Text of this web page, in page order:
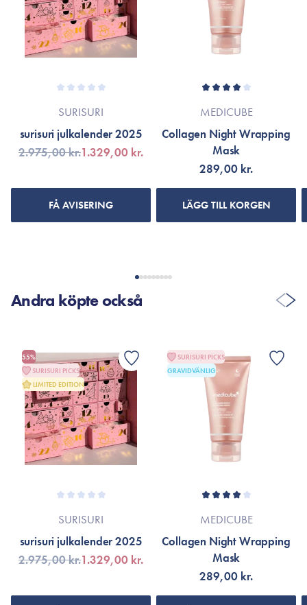
Begränsat antal – denna presentbox är framtagen i ett
begränsat antal till Mors Dag, så när den är slut är den slut.
Ge henne en gåva som känns lika speciell som hon är 💖
SURISURI
surisuri julkalender 2025
2.975,00 kr.1.329,00 kr.
FÅ AVISERING
MEDICUBE
Collagen Night Wrapping
Mask
289,00 kr.
LÄGG TILL KORGEN
Andra köpte också
55%
SURISURI PICKS
LIMITED EDITION
SURISURI
surisuri julkalender 2025
2.975,00 kr.1.329,00 kr.
SURISURI PICKS
GRAVIDVÄNLIG
MEDICUBE
Collagen Night Wrapping
Mask
289,00 kr.